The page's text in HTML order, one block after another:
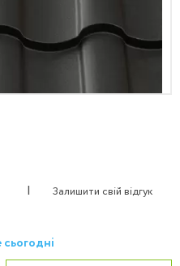
| Залишити свій відгук